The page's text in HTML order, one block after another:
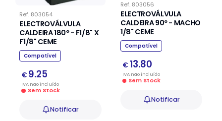
Ref. 803054
ELECTROVÁLVULA
CALDEIRA 180º - F1/8" X
F1/8" CEME
Compatível
€ 9.25
IVA nãoincluído
Sem Stock
Notificar
Ref. 803056
ELECTROVÁLVULA
CALDEIRA 90º - MACHO
1/8" CEME
Compatível
€ 13.80
IVA nãoincluído
Sem Stock
Notificar